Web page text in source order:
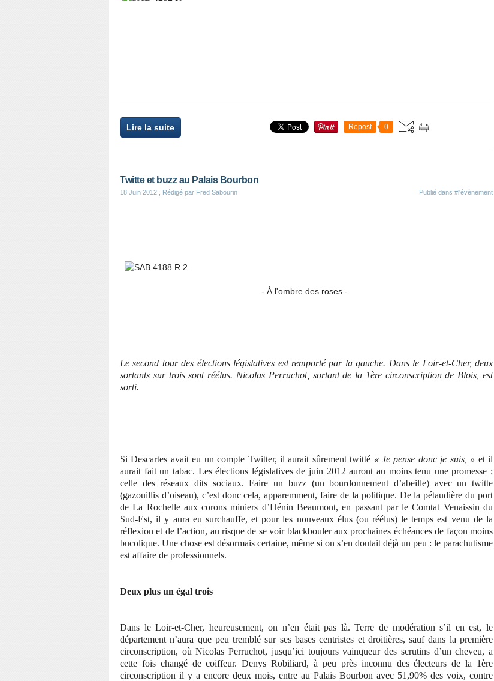
Lire la suite Repost 0
Twitte et buzz au Palais Bourbon
18 Juin 2012 , Rédigé par Fred Sabourin Publié dans #l'évènement
- À l'ombre des roses -
Le second tour des élections législatives est remporté par la gauche. Dans le Loir-et-Cher, deux
sortants sur trois sont réélus. Nicolas Perruchot, sortant de la 1ère circonscription de Blois, est
sorti.
Si Descartes avait eu un compte Twitter, il aurait sûrement twitté « Je pense donc je suis, » et il
aurait fait un tabac. Les élections législatives de juin 2012 auront au moins tenu une promesse :
celle des réseaux dits sociaux. Faire un buzz (un bourdonnement d’abeille) avec un twitte
(gazouillis d’oiseau), c’est donc cela, apparemment, faire de la politique. De la pétaudière du port
de La Rochelle aux corons miniers d’Hénin Beaumont, en passant par le Comtat Venaissin du
Sud-Est, il y aura eu surchauffe, et pour les nouveaux élus (ou réélus) le temps est venu de la
réflexion et de l’action, au risque de se voir blackbouler aux prochaines échéances de façon moins
bucolique. Une chose est désormais certaine, même si on s’en doutait déjà un peu : le parachutisme
est affaire de professionnels.
Deux plus un égal trois
Dans le Loir-et-Cher, heureusement, on n’en était pas là. Terre de modération s’il en est, le
département n’aura que peu tremblé sur ses bases centristes et droitières, sauf dans la première
circonscription, où Nicolas Perruchot, jusqu’ici toujours vainqueur des scrutins d’un cheveu, a
cette fois changé de coiffeur. Denys Robiliard, à peu près inconnu des électeurs de la 1ère
circonscription il y a encore deux mois, entre au Palais Bourbon avec 51,90% des voix, contre